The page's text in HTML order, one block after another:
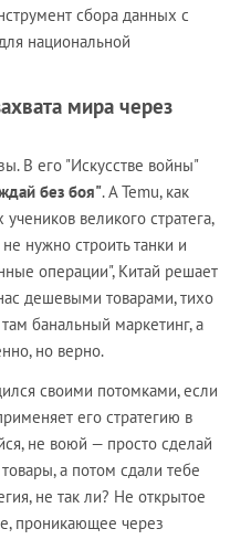
сбора данных с
национальной
мира через
В его "Искусстве войны"
без боя". А Temu, как
великого стратега,
нужно строить танки и
операции", Китай решает
дешевыми товарами, тихо
банальный маркетинг, а
но верно.
своими потомками, если
его стратегию в
не воюй — просто сделай
а потом сдали тебе
не так ли? Не открытое
проникающее через